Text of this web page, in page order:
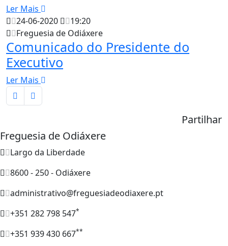
Ler Mais
24-06-2020
19:20
Freguesia de Odiáxere
Comunicado do Presidente do
Executivo
Ler Mais
Partilhar
Freguesia de Odiáxere
Largo da Liberdade
8600 - 250 - Odiáxere
administrativo@freguesiadeodiaxere.pt
+351 282 798 547*
+351 939 430 667**